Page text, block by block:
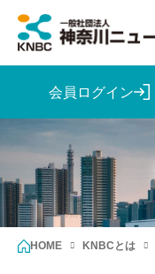
会員ログイン
HOME KNBCとは